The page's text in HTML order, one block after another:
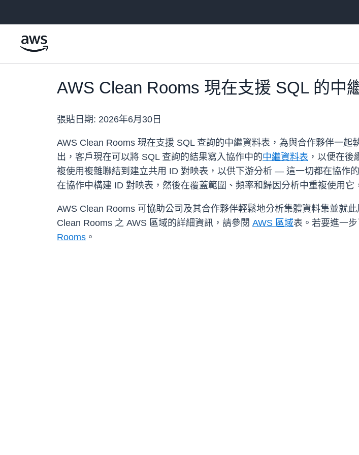
AWS Clean Rooms 現在支援 SQL 的中
張貼日期: 2026年6月30日
AWS Clean Rooms 現在支援 SQL 查詢的中繼資料表，為與合作夥伴一
出，客戶現在可以將 SQL 查詢的結果寫入協作中的中繼資料表 ，以便在
複使用複雜聯結到建立共用 ID 對映表，以供下游分析 — 這一切都在協作
在協作中構建 ID 對映表，然後在覆蓋範圍、頻率和歸因分析中重複使用它
AWS Clean Rooms 可協助公司及其合作夥伴輕鬆地分析集體資料集並就
Clean Rooms 之 AWS 區域的詳細資訊，請參閱 AWS 區域表。若要進一
Rooms 。